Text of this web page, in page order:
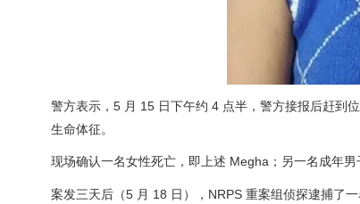
警方表示，5 月 15 日下午约 4 点半，警方接报后赶到
生命体征。
现场确认一名女性死亡，即上述 Megha；另一名成年
案发三天后（5 月 18 日），NRPS 重案组侦探逮捕了